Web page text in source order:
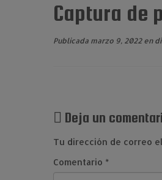
Captura de
Publicada marzo 9, 2022en
Deja un
Tu dirección de correo
Comentario *